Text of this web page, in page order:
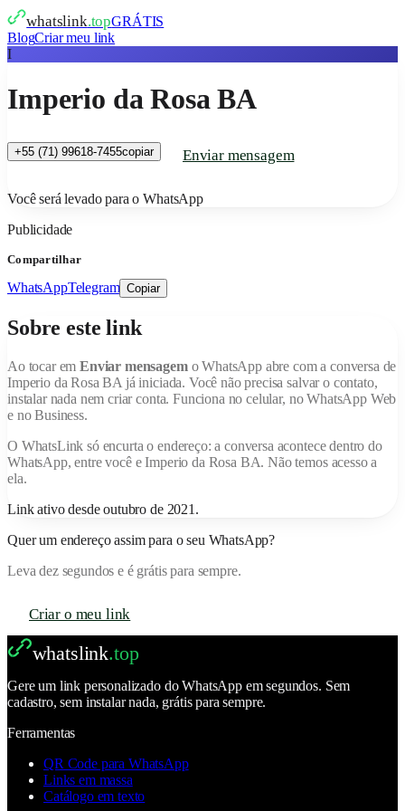
whatslink.topGRÁTIS
BlogCriar meu link
I
Imperio da Rosa BA
+55 (71) 99618-7455copiar Enviar mensagem
Você será levado para o WhatsApp
Publicidade
Compartilhar
WhatsAppTelegram Copiar
Sobre este link
Ao tocar emEnviar mensagem o WhatsApp abre com a conversa de
Imperio da Rosa BA já iniciada. Você não precisa salvar o contato,
instalar nada nem criar conta. Funciona no celular, no WhatsApp Web
e no Business.
O WhatsLink só encurta o endereço: a conversa acontece dentro do
WhatsApp, entre você eImperio da Rosa BA. Não temos acesso a
ela.
Link ativo desde outubro de 2021 .
Quer um endereço assim para o seu WhatsApp?
Leva dez segundos e é grátis para sempre.
Criar o meu link
whatslink.top
Gere um link personalizado do WhatsApp em segundos. Sem
cadastro, sem instalar nada, grátis para sempre.
Ferramentas
QR Code para WhatsApp
Links em massa
Catálogo em texto